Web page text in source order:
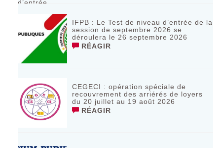
d’entrée
IFPB : Le Test de niveau d’entrée de la
session de septembre 2026 se
déroulera le 26 septembre 2026
RÉAGIR
CEGECI : opération spéciale de
recouvrement des arriérés de loyers
du 20 juillet au 19 août 2026
RÉAGIR